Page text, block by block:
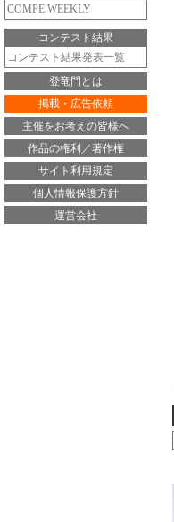
COMPE WEEKLY
コンテスト結果
コンテスト結果発表一覧
登竜門とは
掲載・広告依頼
主催をお考えの皆様へ
作品の権利／著作権
サイト利用規定
個人情報保護方針
運営会社